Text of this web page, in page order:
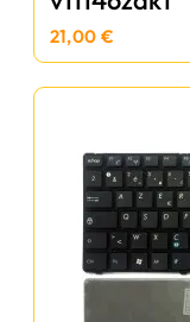
21,00 €